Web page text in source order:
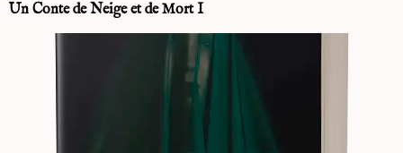
Un Conte de Neige et de Mort I